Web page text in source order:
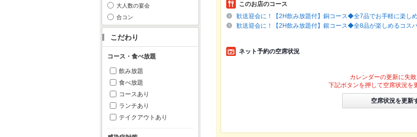
大人数の宴会
合コン
こだわり
コース・食べ放題
飲み放題
食べ放題
コースあり
ランチあり
テイクアウトあり
このお店のコース
歓送迎会に！【2H飲み放題付】銅コース◆全7品でお手軽に楽し
歓送迎会に！【2H飲み放題付】銀コース◆全8品が楽しめるコス
ネット予約の空席状況
カレンダーの更新に失敗
下記ボタンを押して空席状況を
空席状況を更新